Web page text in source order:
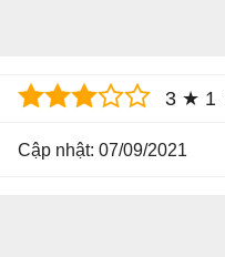
3 ★ 1
Cập nhật: 07/09/2021